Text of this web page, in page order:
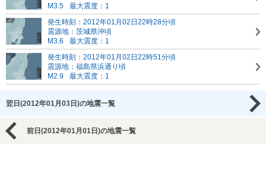
M3.5
最大震度：1
発生時刻：2012年01月02日22時28分頃
震源地：茨城県沖頃
M3.6
最大震度：1
発生時刻：2012年01月02日22時51分頃
震源地：福島県浜通り頃
M2.9
最大震度：1
翌日(2012年01月03日)の地震一覧
前日(2012年01月01日)の地震一覧